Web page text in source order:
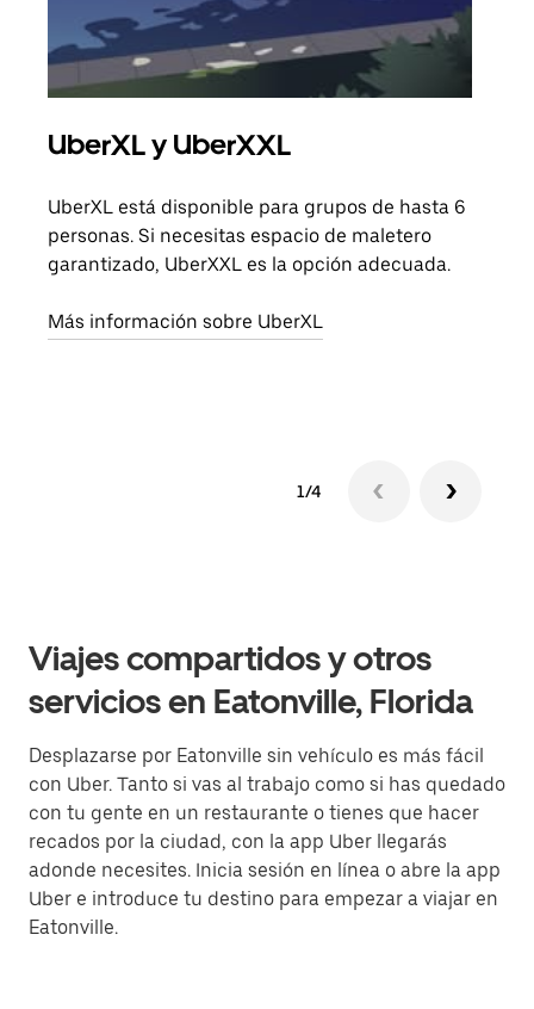
UberXL y UberXXL
UberXL está disponible para grupos de hasta 6
personas. Si necesitas espacio de maletero
garantizado, UberXXL es la opción adecuada.
Más información sobre UberXL
1/4
Viajes compartidos y otros
servicios en Eatonville, Florida
Desplazarse por Eatonville sin vehículo es más fácil
con Uber. Tanto si vas al trabajo como si has quedado
con tu gente en un restaurante o tienes que hacer
recados por la ciudad, con la app Uber llegarás
adonde necesites. Inicia sesión en línea o abre la app
Uber e introduce tu destino para empezar a viajar en
Eatonville.